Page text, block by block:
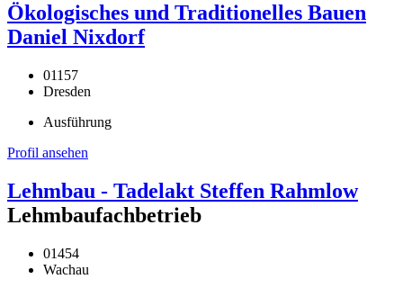
Ökologisches und Traditionelles Bauen
Daniel Nixdorf
01157
Dresden
Ausführung
Profil ansehen
Lehmbau - Tadelakt Steffen Rahmlow
Lehmbaufachbetrieb
01454
Wachau